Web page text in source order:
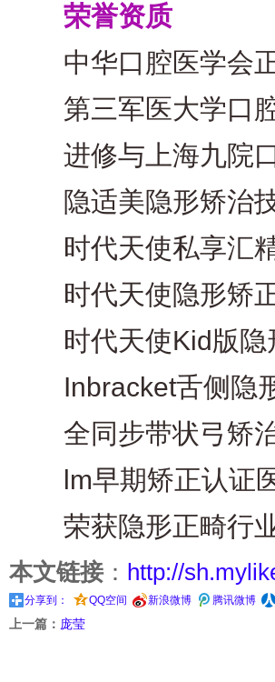
荣誉资质
中华口腔医学会正
第三军医大学口
进修与上海九院
隐适美隐形矫治
时代天使私享汇精
时代天使隐形矫正
时代天使Kid版隐
Inbracket舌侧隐
全同步带状弓矫治
lm早期矫正认证
荣获隐形正畸行业
本文链接： http://
分享到： QQ空间 新浪微博 腾讯微博
上一篇： 庞莹